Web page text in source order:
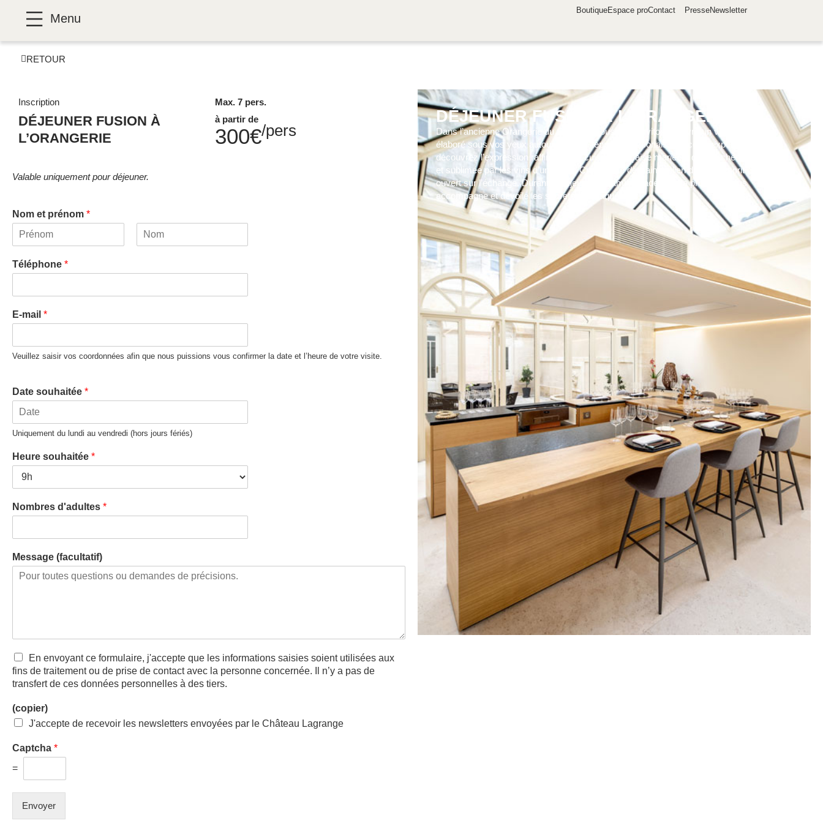
Menu
BoutiqueEspace proContact PresseNewsletter
RETOUR
Inscription
DÉJEUNER FUSION À
L’ORANGERIE
Max. 7 pers.
à partir de
300€/pers
Valable uniquement pour déjeuner.
Nom et prénom *
r
é
m
Téléphone *
E-mail *
Veuillez saisir vos coordonnées afin que nous puissions vous confirmer la date et l’heure de votre visite.
Date souhaitée *
Uniquement du lundi au vendredi (hors jours fériés)
Heure souhaitée *
Nombres d'adultes *
Message (facultatif)
En envoyant ce formulaire, j'accepte que les informations saisies soient utilisées aux
fins de traitement ou de prise de contact avec la personne concernée. Il n’y a pas de
transfert de ces données personnelles à des tiers.
(copier)
J'accepte de recevoir les newsletters envoyées par le Château Lagrange
Captcha *
=
Envoyer
DÉJEUNER FUSION À L’ORANGERIE
Dans l’ancienne Orangerie du Château, nous vous invitons à vivre un voyage gustatif
élaboré sous vos yeux autour de notre teppaniaki japonais. Grâce à l’expertise du Chef,
découvrez l’expression raffinée de la cuisine française mariée à des touches japonaises,
et sublimée par les vins d’un Grand Cru Classé de Saint-Julien dans un esprit convivial et
ouvert sur l’échange. Durant le déjeuner, un ambassadeur de la propriété vous
accompagne et dévoile les secrets de chaque vin.